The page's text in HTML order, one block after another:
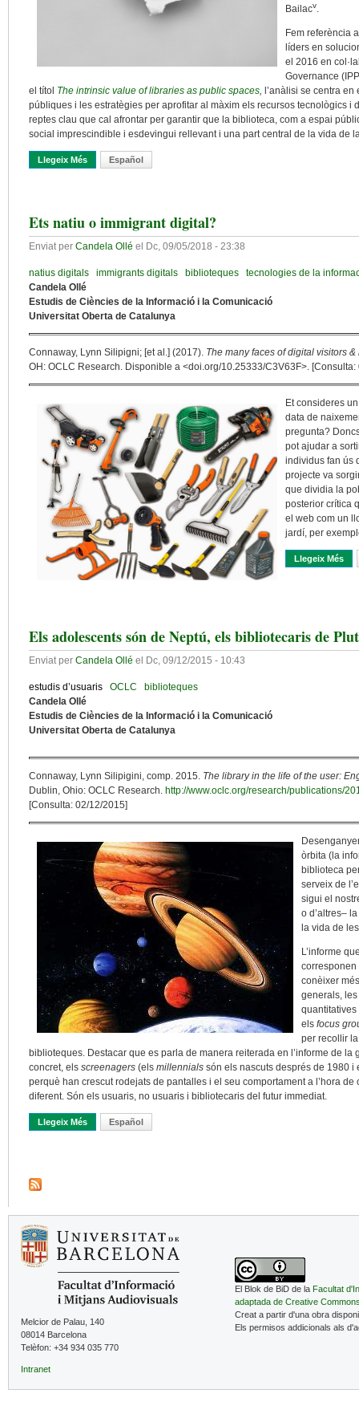
Bailacv.
Fem referència
líders en
el 2016 en
Governance
el títol The intrinsic value of libraries as public spaces, l’anàlisi se centra
públiques i les estratègies per aprofitar al màxim els recursos tecnològics i
reptes clau que cal afrontar per garantir que la biblioteca, com a espai
social imprescindible i esdevingui rellevant i una part central de la vida de
Llegeix Més Sobre Com Ens Veuen Els Usuaris? La Percepció Del Valor
Español
Ets natiu o immigrant digital?
Enviat per Candela Ollé el Dc, 09/05/2018 - 23:38
natius digitals immigrants digitals biblioteques
tecnologies de la
Candela Ollé
Estudis de Ciències de la Informació i la Comunicació
Universitat Oberta de Catalunya
Connaway, Lynn Silipigni; [et al.] (2017). The many faces of digital visitors
OH: OCLC Research. Disponible a <doi.org/10.25333/C3V63F>. [Consulta:
Et consideres
data de
pregunta?
pot ajudar a
individus fan ús
projecte va
que dividia la
posterior crítica
el web com un
jardí, per
Llegeix Més
Els adolescents són de Neptú, els bibliotecaris de
Enviat per Candela Ollé el Dc, 09/12/2015 - 10:43
estudis d’usuaris OCLC
biblioteques
Candela Ollé
Estudis de Ciències de la Informació i la Comunicació
Universitat Oberta de Catalunya
Connaway, Lynn Silipigini, comp. 2015. The library in the life of the user:
Dublin, Ohio: OCLC Research. http://www.oclc.org/research/publications/
[Consulta: 02/12/2015]
òrbita (la
biblioteca
serveix de
sigui el
o d’altres–
la vida de
L’informe
corresponen
conèixer
generals,
els focus
per recollir
biblioteques. Destacar que es parla de manera reiterada en l’informe de
concret, els screenagers (els millennials són els nascuts després de 1980 i
perquè han crescut rodejats de pantalles i el seu comportament a l’hora
diferent. Són els usuaris, no usuaris i bibliotecaris del futur immediat.
Llegeix Més Sobre Els Adolescents Són De Neptú, Els Bibliotecaris De Plutó
Español
Melcior de Palau, 140
08014 Barcelona
Telèfon: +34 934 035 770
Intranet
El Blok de BiD de la Facultat
adaptada de Creative
Creat a partir d'una obra
Els permisos addicionals als